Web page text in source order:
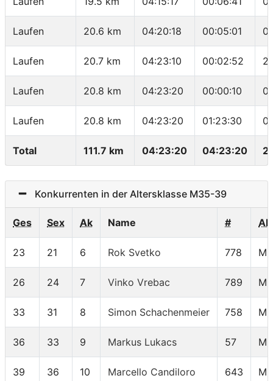
Laufen 20.6 km 04:20:18 00:05:01
Laufen 20.7 km 04:23:10 00:02:52
Laufen 20.8 km 04:23:20 00:00:10
Laufen 20.8 km 04:23:20 01:23:30
Total 111.7 km 04:23:20 04:23:20
Konkurrenten in der Altersklasse M35-39
Ges Sex Ak Name # AK
23 21 6 Rok Svetko 778
26 24 7 Vinko Vrebac 789
33 31 8 Simon Schachenmeier 758
36 33 9 Markus Lukacs 57
39 36 10 Marcello Candiloro 643